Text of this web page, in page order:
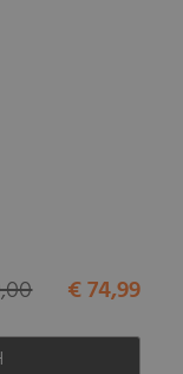
€ 74,99